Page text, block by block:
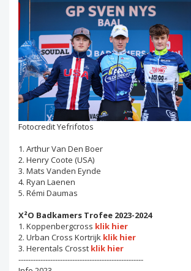
Fotocredit Yefrifotos
1. Arthur Van Den Boer
2. Henry Coote (USA)
3. Mats Vanden Eynde
4. Ryan Laenen
5. Rémi Daumas
X²O Badkamers Trofee 2023-2024
1. Koppenbergcross klik hier
2. Urban Cross Kortrijk klik hier
3. Herentals Crosst klik hier
---------------------------------------------------